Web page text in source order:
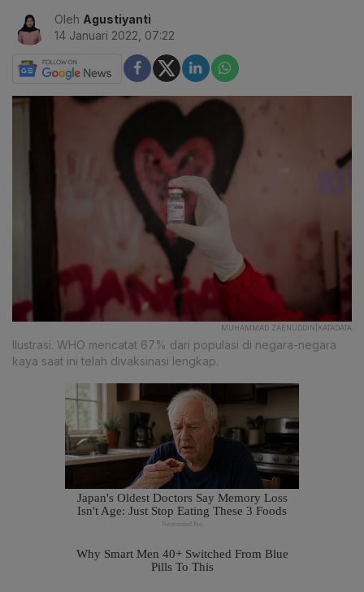
Oleh Agustiyanti
14 Januari 2022, 07:22
MUHAMMAD ZAENUDDIN|KATADATA
Ilustrasi. WHO mencatat 67% dari populasi di negara-negara
kaya saat ini telah divaksinasi lengkap.